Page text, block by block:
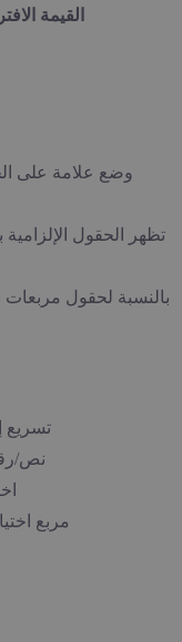
القيمة
وضع علامة على
تظهر الحقول الإلزامية
بالنسبة لحقول مربعات
تسريع
نص/
مربع